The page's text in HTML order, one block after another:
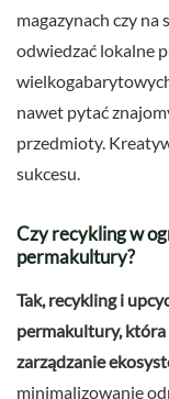
magazynach czy
odwiedzać lokalne
nawet pytać
przedmioty.
sukcesu.
Czy recykling w
permakultury?
Tak, recykling i
permakultury,
zarządzanie
minimalizowanie